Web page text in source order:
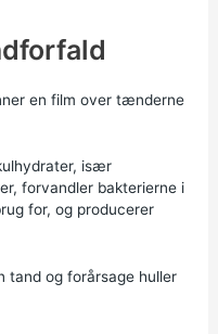
en film over tænderne
især
forvandler bakterierne i
for, og producerer
tand og forårsage huller